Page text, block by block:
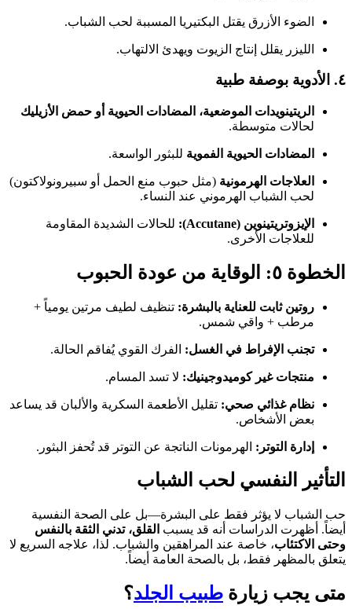
الضوء الأزرق يقتل البكتيريا المسببة لحب الشباب.
الليزر يقلل إنتاج الزيوت ويهدئ الالتهاب.
٤. الأدوية بوصفة طبية
الريتينويدات الموضعية، المضادات الحيوية أو حمض الأزيليك
لحالات متوسطة.
المضادات الحيوية الفموية للبثور الواسعة.
العلاجات الهرمونية (مثل حبوب منع الحمل أو سبيرونولاكتون)
لحب الشباب الهرموني عند النساء.
الإيزوتريتينوين (Accutane):
للحالات الشديدة المقاومة
للعلاجات الأخرى.
الخطوة ٥: الوقاية من عودة الحبوب
روتين ثابت للعناية بالبشرة: تنظيف لطيف مرتين يومياً +
مرطب + واقي شمس.
تجنب الإفراط في الغسل: الفرك القوي يُفاقم الحالة.
منتجات غير كوميدوجينيك: لا تسد المسام.
نظام غذائي صحي: تقليل الأطعمة السكرية والألبان قد يساعد
بعض الأشخاص.
إدارة التوتر: الهرمونات الناتجة عن التوتر قد تُحفز البثور.
التأثير النفسي لحب الشباب
حب الشباب لا يؤثر فقط على البشرة—بل على الصحة النفسية
أيضاً. أظهرت الدراسات أنه قد يسبب القلق، تدني الثقة بالنفس
وحتى الاكتئاب، خاصة عند المراهقين والشباب. لذا، علاجه السريع لا
يتعلق بالمظهر فقط، بل بالصحة العامة أيضاً.
متى يجب زيارة طبيب الجلد؟